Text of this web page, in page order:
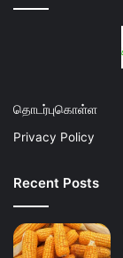
தொடர்புகொள்ள
Privacy Policy
Recent Posts